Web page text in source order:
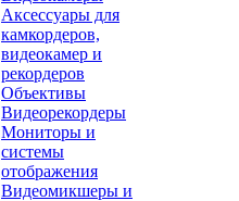
Аксессуары для
камкордеров,
видеокамер и
рекордеров
Объективы
Видеорекордеры
Мониторы и
системы
отображения
Видеомикшеры и